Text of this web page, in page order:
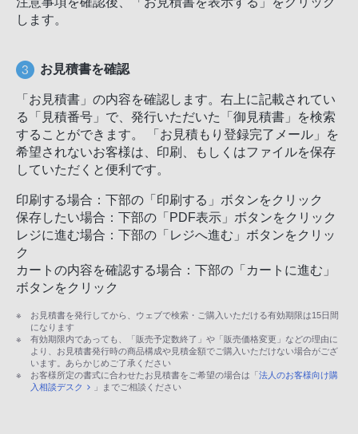
します。
お見積書を確認
「お見積書」の内容を確認します。右上に記載されてい
る「見積番号」で、発行いただいた「御見積書」を検索
することができます。 「お見積もり登録完了メール」を
希望されないお客様は、印刷、もしくはファイルを保存
していただくと便利です。
印刷する場合：下部の「印刷する」ボタンをクリック
保存したい場合：下部の「PDF表示」ボタンをクリック
レジに進む場合：下部の「レジへ進む」ボタンをクリッ
ク
カートの内容を確認する場合：下部の「カートに進む」
ボタンをクリック
お見積書を発行してから、ウェブで検索・ご購入いただける有効期限は15日間
になります
有効期限内であっても、「販売予定数終了」や「販売価格変更」などの理由に
より、お見積書発行時の商品構成や見積金額でご購入いただけない場合がござ
います。あらかじめご了承ください
お客様所定の書式に合わせたお見積書をご希望の場合は「法人のお客様向け購
入相談デスク
」までご相談ください